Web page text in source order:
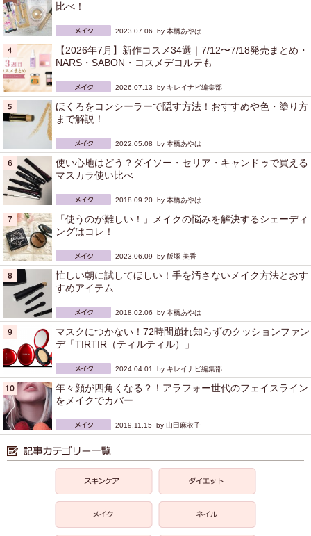
比べ！
2023.07.06 by 本橋あやは
【2026年7月】新作コスメ34選｜7/12〜7/18発売まとめ・
NARS・SABON・コスメデコルテも
2026.07.13 by キレイナビ編集部
ほくろをコンシーラーで隠す方法！おすすめや色・塗り方
まで解説！
2022.05.08 by 本橋あやは
使い心地はどう？ダイソー・セリア・キャンドゥで買える
マスカラ使い比べ
2018.09.20 by 本橋あやは
「使うのが難しい！」メイクの悩みを解決するシェーディ
ングはコレ！
2023.06.09 by 飯塚 美香
忙しい朝に試してほしい！手を汚さないメイク方法とおす
すめアイテム
2018.02.06 by 本橋あやは
マスクにつかない！72時間崩れ知らずのクッションファン
デ「TIRTIR（ティルティル）」
2024.04.01 by キレイナビ編集部
年々顔が四角くなる？！アラフォー世代のフェイスライン
をメイクでカバー
2019.11.15 by 山田麻衣子